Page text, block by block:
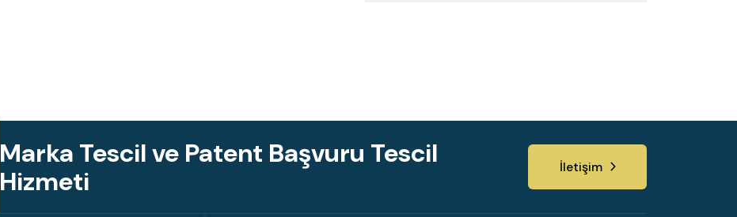
Marka Tescil ve Patent Başvuru Tescil
Hizmeti
İletişim